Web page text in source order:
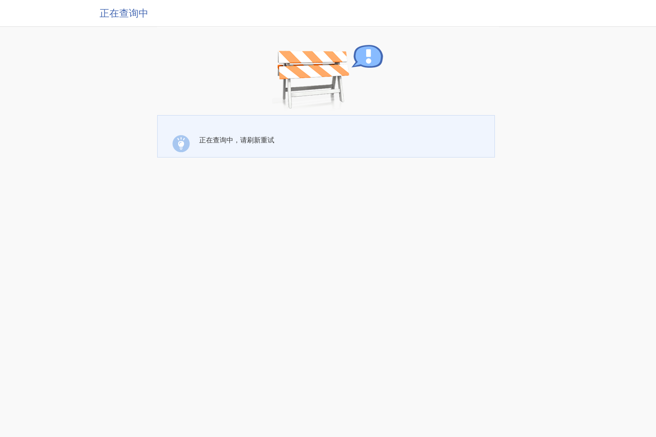
正在查询中
正在查询中，请刷新重试